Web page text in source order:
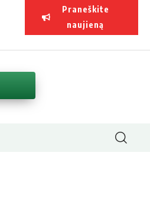
Praneškite
naujieną